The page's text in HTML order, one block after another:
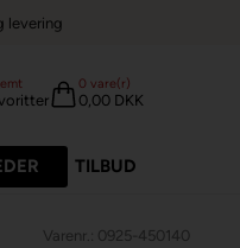
levering
0 vare(r)
0,00 DKK
TILBUD
Varenr.: 0925-450140